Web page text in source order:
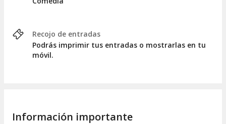
Recojo de entradas
Podrás imprimir tus entradas o mostrarlas en tu
móvil.
Información importante